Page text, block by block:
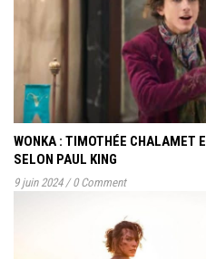
WONKA : TIMOTHÉE CHALAMET
SELON PAUL KING
9 juin 2024 / 0 Comment